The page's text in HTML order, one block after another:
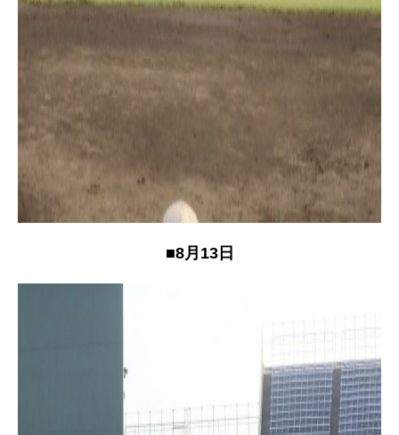
■8月13日